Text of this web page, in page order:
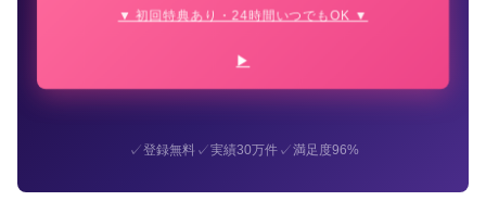
▼ 初回特典あり・24時間いつでもOK ▼
✓登録無料✓実績30万件✓満足度96%